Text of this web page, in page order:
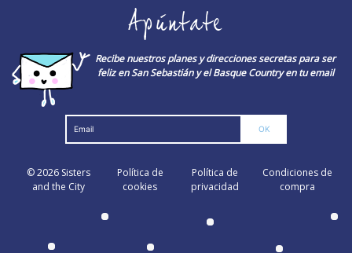
Apúntate
Recibe nuestros planes y direcciones secretas para ser
feliz en San Sebastián y el Basque Country en tu email
© 2026 Sisters
and the City
Política de
cookies
Política de
privacidad
Condiciones de
compra